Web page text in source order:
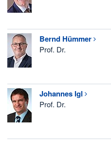
Bernd Hümmer
Prof. Dr.
Johannes Igl
Prof. Dr.